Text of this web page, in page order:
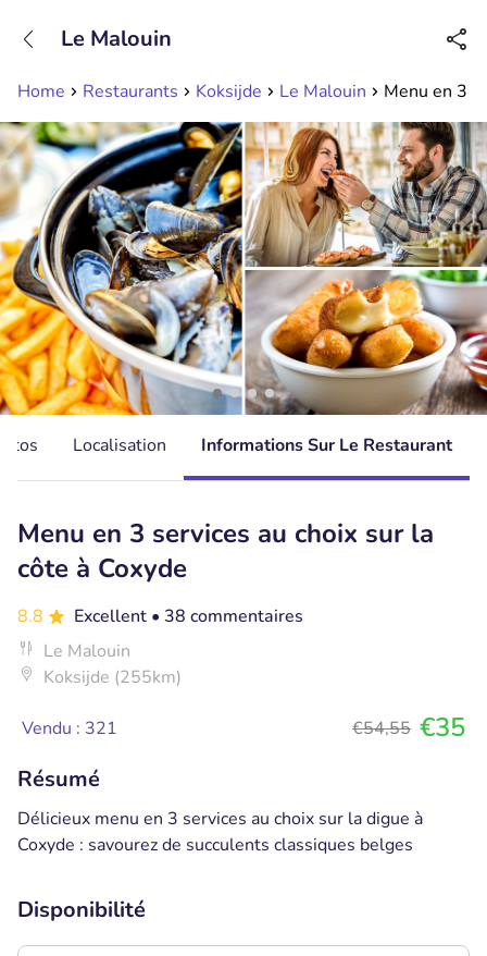
Disponible jusqu'à 23:00 heures
Home Restaurants Koksijde Le Malouin Menu en 3
Le Malouin
Localisation Informations Sur Le Restaurant
Menu en 3 services au choix sur la
côte à Coxyde
8.8 Excellent • 38 commentaires
Le Malouin
Koksijde (255km)
Vendu : 321 €54,55 €35
Résumé
Délicieux menu en 3 services au choix sur la digue à
Coxyde : savourez de succulents classiques belges
Disponibilité